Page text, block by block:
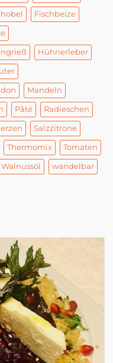
Fischbeize
Hühnerleber
Mandeln
Pâté Radieschen
Salzzitrone
Thermomix Tomaten
Walnussöl wandelbar